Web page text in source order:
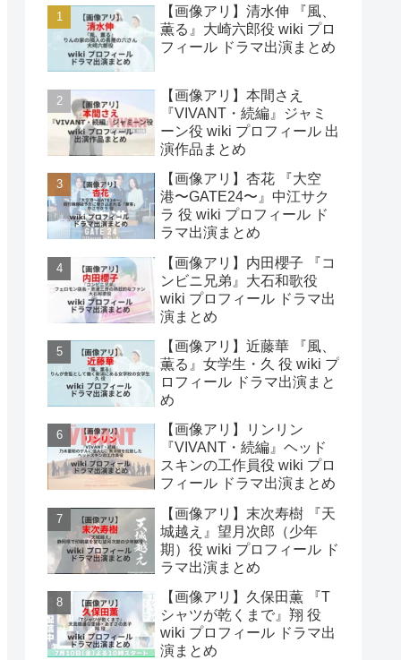
【画像アリ】清水伸 『風、
薫る』大崎六郎役 wiki プロ
フィール ドラマ出演まとめ
【画像アリ】本間さえ
『VIVANT・続編』ジャミ
ーン役 wiki プロフィール 出
演作品まとめ
【画像アリ】杏花 『大空
港〜GATE24〜』中江サク
ラ 役 wiki プロフィール ド
ラマ出演まとめ
【画像アリ】内田櫻子 『コ
ンビニ兄弟』大石和歌役
wiki プロフィール ドラマ出
演まとめ
【画像アリ】近藤華 『風、
薫る』女学生・久 役 wiki プ
ロフィール ドラマ出演まと
め
【画像アリ】リンリン
『VIVANT・続編』ヘッド
スキンの工作員役 wiki プロ
フィール ドラマ出演まとめ
【画像アリ】末次寿樹 『天
城越え』望月次郎（少年
期）役 wiki プロフィール ド
ラマ出演まとめ
【画像アリ】久保田薫 『T
シャツが乾くまで』翔 役
wiki プロフィール ドラマ出
演まとめ